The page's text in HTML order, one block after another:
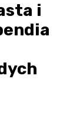
i